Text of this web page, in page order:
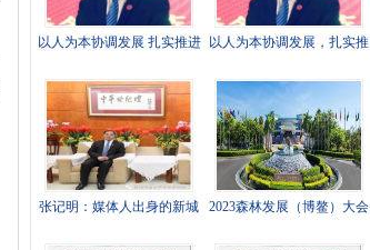
以人为本协调发展 扎实推进
以人为本协调发展，扎实推
张记明：媒体人出身的新城
2023森林发展（博鳌）大会